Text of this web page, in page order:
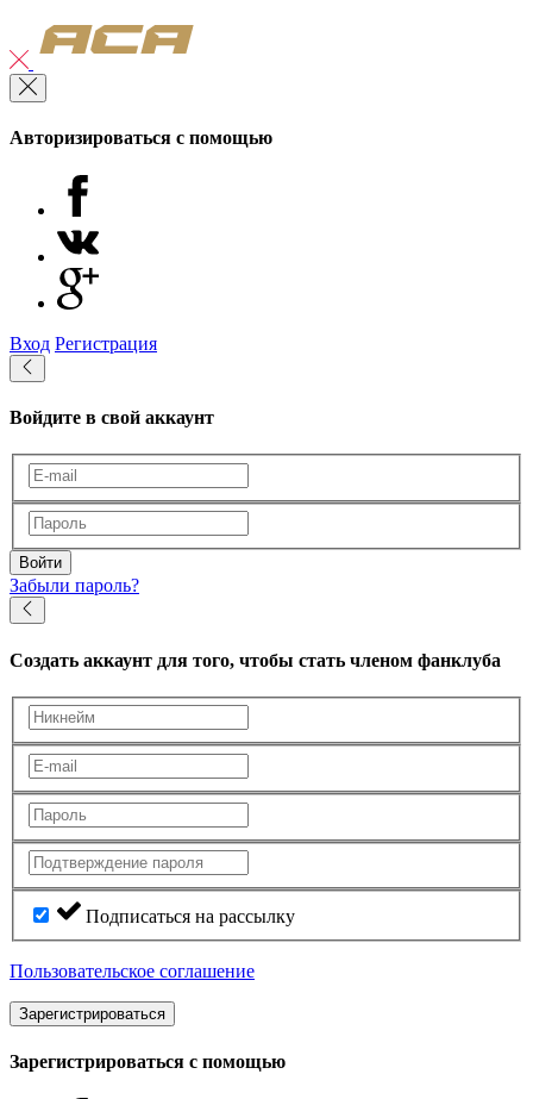
Авторизироваться с помощью
Вход Регистрация
Войдите в свой аккаунт
Войти
Забыли пароль?
Создать аккаунт для того, чтобы стать членом фанклуба
Подписаться на рассылку
Пользовательское соглашение
Зарегистрироваться
Зарегистрироваться с помощью